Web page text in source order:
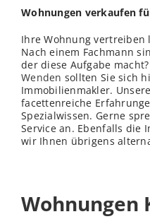
Wohnungen verkaufen
Ihre Wohnung vertreiben
Nach einem Fachmann
der diese Aufgabe macht?
Wenden sollten Sie sich
Immobilienmakler.
facettenreiche
Spezialwissen. Gerne
Service an. Ebenfalls die
wir Ihnen übrigens
Wohnungen